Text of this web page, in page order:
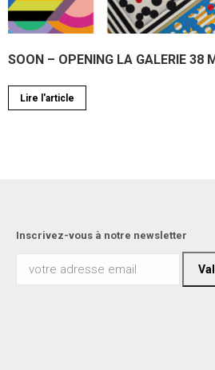
SOON – OPENING LA GALERIE 38
Lire l'article
Inscrivez-vous à notre newsletter